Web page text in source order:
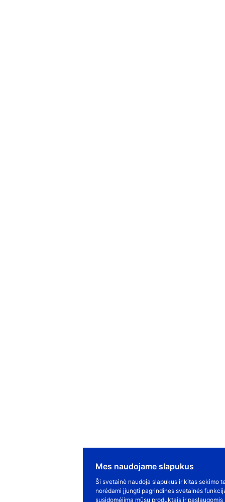
Mes naudojame slapukus
Ši svetainė naudoja slapukus ir kitas sekimo
norėdami įjungti pagrindines svetainės
susidomėjimą mūsų produktais ir